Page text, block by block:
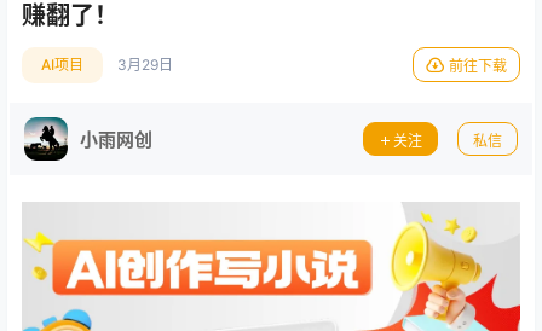
赚翻了！
AI项目 3月29日 前往下载
小雨网创 关注 私信